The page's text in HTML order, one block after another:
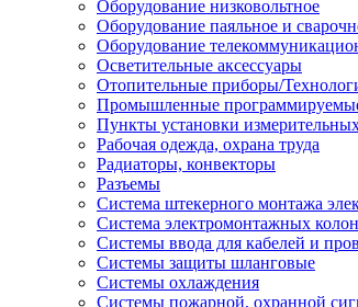
Оборудование низковольтное
Оборудование паяльное и
Оборудование
Осветительные аксессуары
Отопительные приборы/
Промышленные
Пункты установки
Рабочая одежда, охрана труда
Радиаторы, конвекторы
Разъемы
Система штекерного монтажа
Система электромонтажных
Системы ввода для кабелей и
Системы защиты шланговые
Системы охлаждения
Системы пожарной, охранной